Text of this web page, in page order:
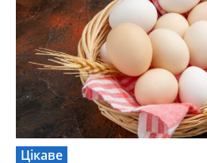
Цікаве